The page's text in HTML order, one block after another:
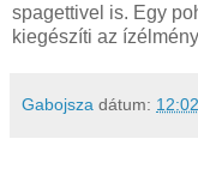
spagettivel is. Egy
kiegészíti az
Gabojsza dátum: 12:02